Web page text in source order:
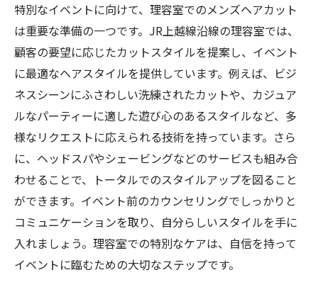
特別なイベントに向けて、理容室でのメンズヘアカット
は重要な準備の一つです。JR上越線沿線の理容室では、
顧客の要望に応じたカットスタイルを提案し、イベント
に最適なヘアスタイルを提供しています。例えば、ビジ
ネスシーンにふさわしい洗練されたカットや、カジュア
ルなパーティーに適した遊び心のあるスタイルなど、多
様なリクエストに応えられる技術を持っています。さら
に、ヘッドスパやシェービングなどのサービスも組み合
わせることで、トータルでのスタイルアップを図ること
ができます。イベント前のカウンセリングでしっかりと
コミュニケーションを取り、自分らしいスタイルを手に
入れましょう。理容室での特別なケアは、自信を持って
イベントに臨むための大切なステップです。